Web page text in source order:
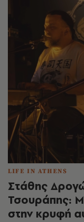
LIFE IN ATHENS
Στάθης
Τσουράπης:
στην κρυφή